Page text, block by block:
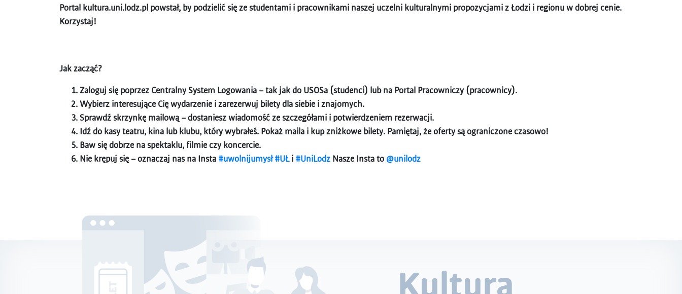
Portal kultura.uni.lodz.pl powstał, by podzielić się ze studentami i pracownikami naszej uczelni kulturalnymi propozycjami z Łodzi i regionu w dobrej cenie.
Korzystaj!
Jak zacząć?
Zaloguj się poprzez Centralny System Logowania – tak jak do USOSa (studenci) lub na Portal Pracowniczy (pracownicy).
Wybierz interesujące Cię wydarzenie i zarezerwuj bilety dla siebie i znajomych.
Sprawdź skrzynkę mailową – dostaniesz wiadomość ze szczegółami i potwierdzeniem rezerwacji.
Idź do kasy teatru, kina lub klubu, który wybrałeś. Pokaż maila i kup zniżkowe bilety. Pamiętaj, że oferty są ograniczone czasowo!
Baw się dobrze na spektaklu, filmie czy koncercie.
Nie krępuj się – oznaczaj nas na Insta #uwolnijumysł #UŁi #UniLodz Nasze Insta to @unilodz
Kultura